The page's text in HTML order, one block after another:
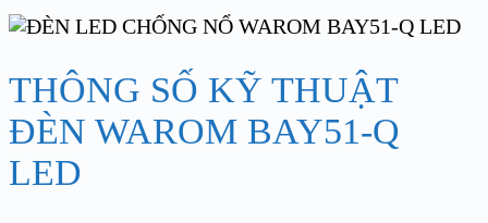
THÔNG SỐ KỸ THUẬT
ĐÈN WAROM BAY51-Q
LED